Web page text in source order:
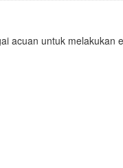
acuan untuk melakukan